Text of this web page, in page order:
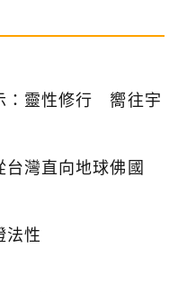
：靈性修行 嚮往宇
灣直向地球佛國
性